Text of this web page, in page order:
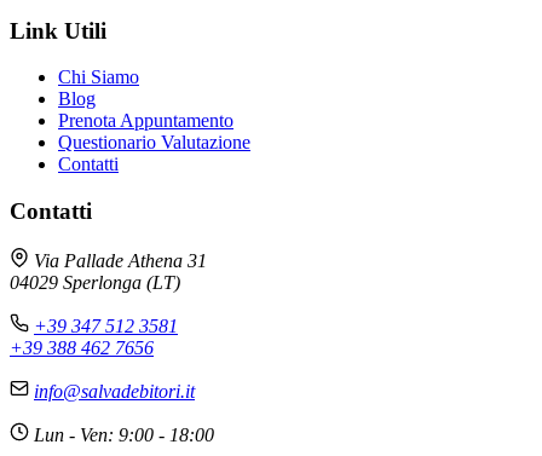
Link Utili
Chi Siamo
Blog
Prenota Appuntamento
Questionario Valutazione
Contatti
Contatti
Via Pallade Athena 31
04029 Sperlonga (LT)
+39 347 512 3581
+39 388 462 7656
info@salvadebitori.it
Lun - Ven: 9:00 - 18:00
Online - Risponde subito
Le cartelle esattoriali possono essere contestate
per trovare la soluzione migliore.